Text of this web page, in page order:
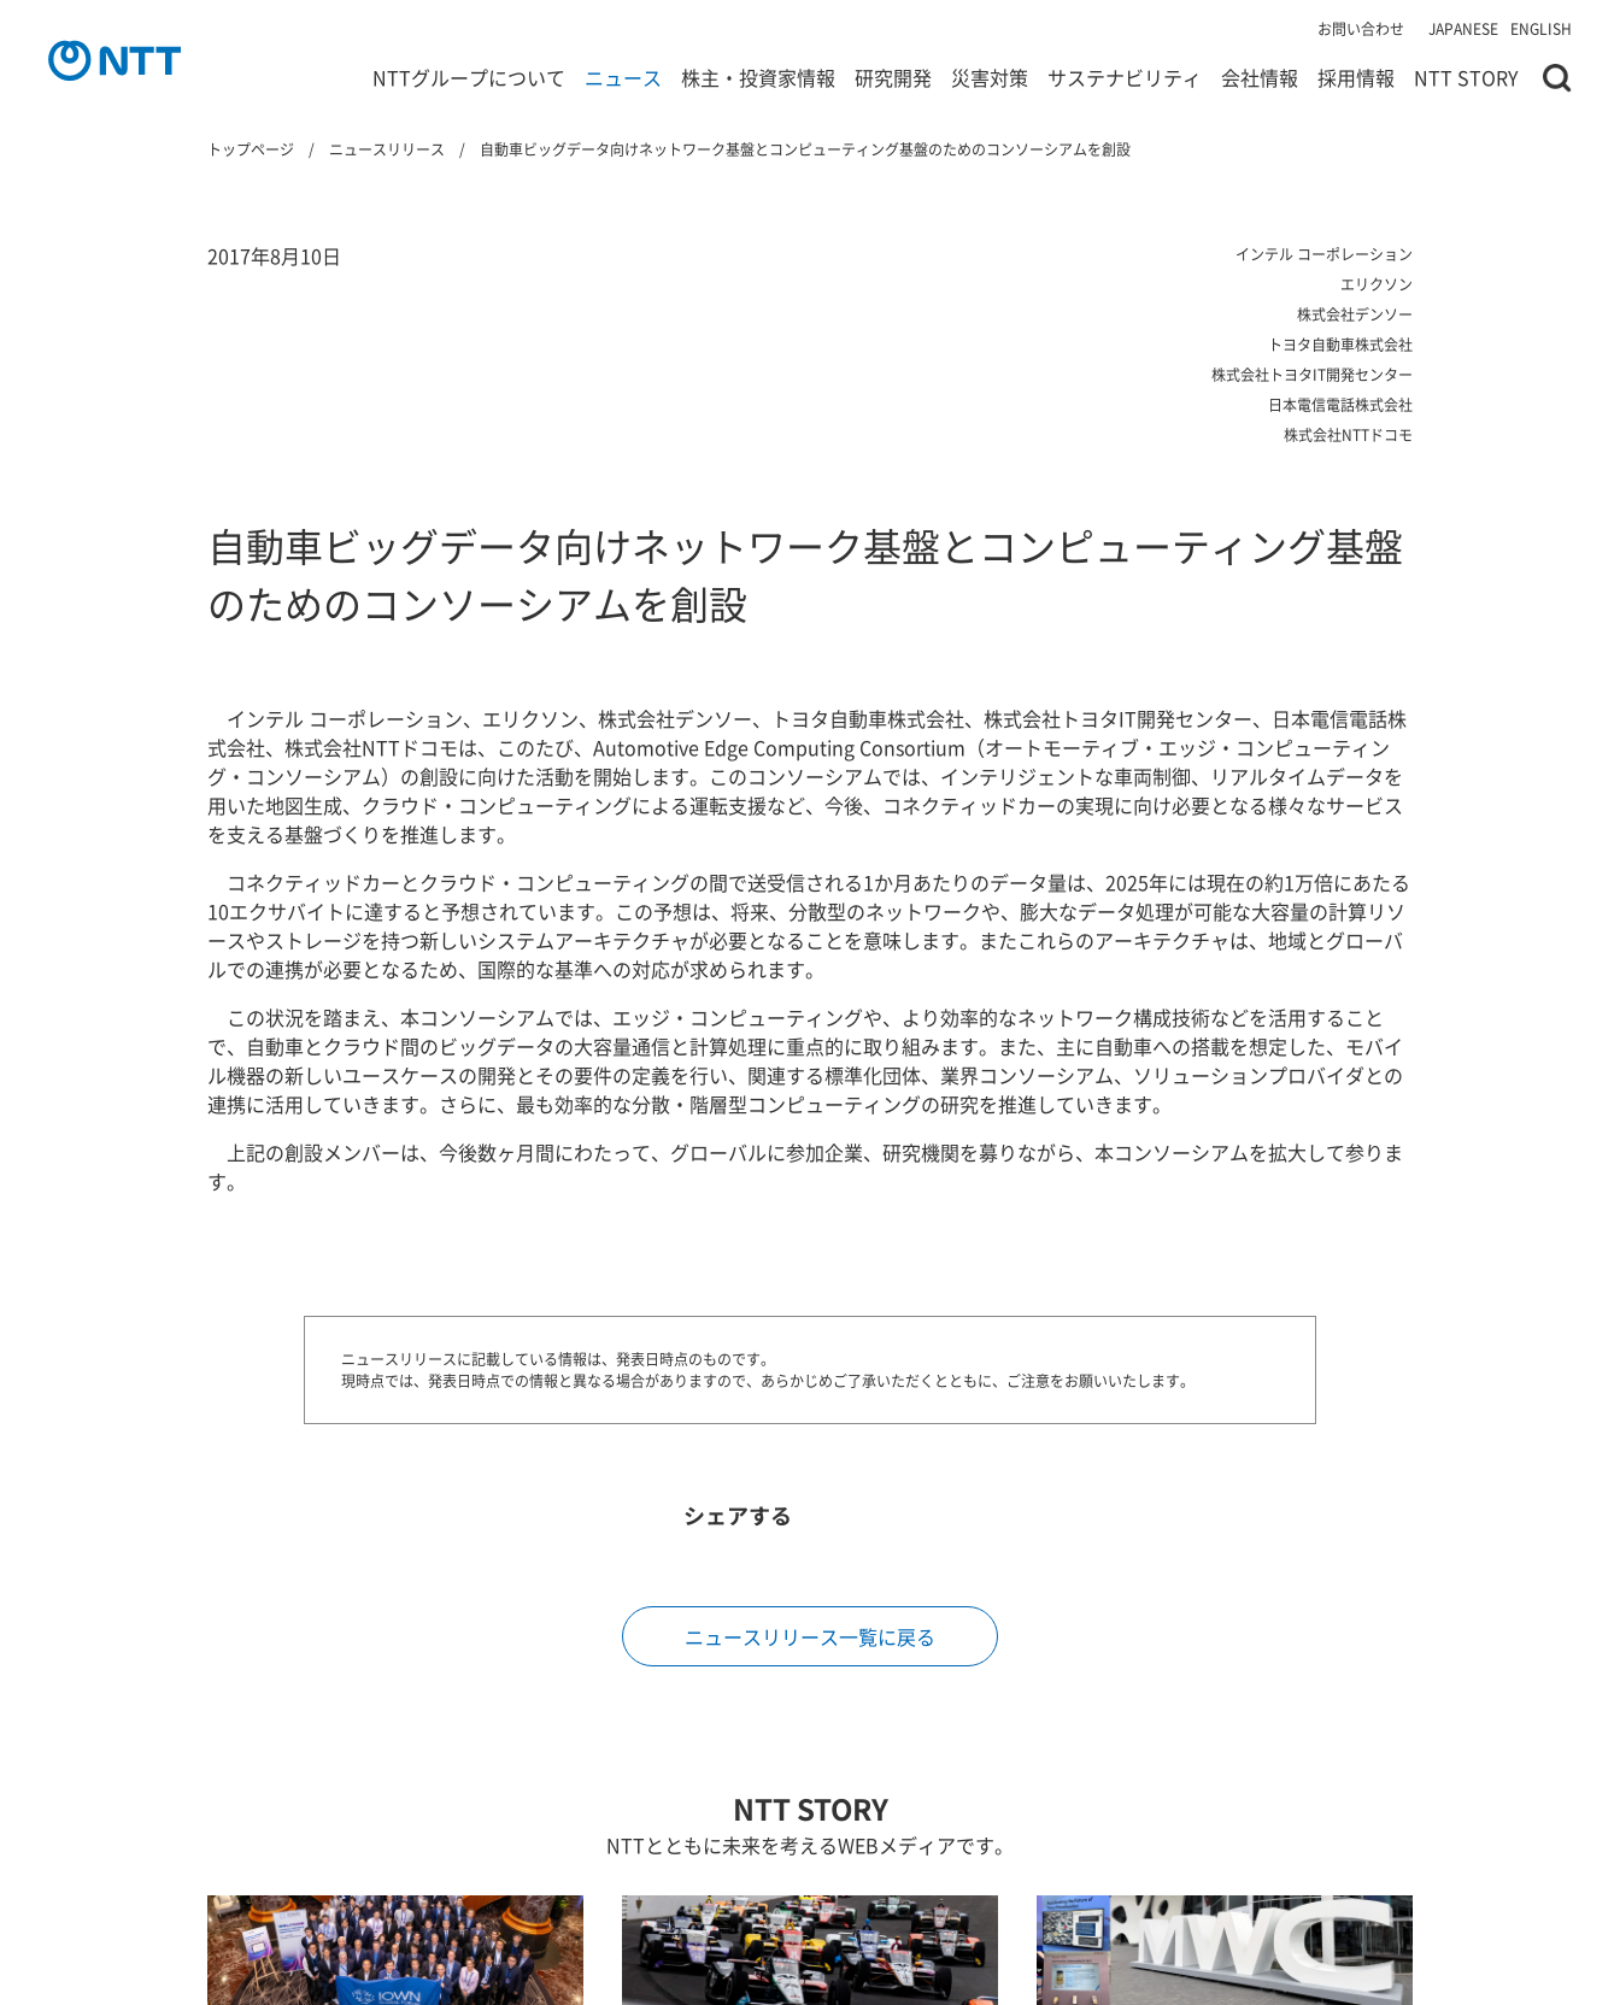
お問い合わせ JAPANESE ENGLISH
NTTグループについて ニュース 株主・投資家情報 研究開発 災害対策 サステナビリティ 会社情報 採用情報 NTT STORY
トップページ ニュースリリース 自動車ビッグデータ向けネットワーク基盤とコンピューティング基盤のためのコンソーシアムを創設
2017年8月10日
インテル コーポレーション
エリクソン
株式会社デンソー
トヨタ自動車株式会社
株式会社トヨタIT開発センター
日本電信電話株式会社
株式会社NTTドコモ
自動車ビッグデータ向けネットワーク基盤とコンピューティング基盤
のためのコンソーシアムを創設
インテル コーポレーション、エリクソン、株式会社デンソー、トヨタ自動車株式会社、株式会社トヨタIT開発センター、日本電信電話株
式会社、株式会社NTTドコモは、このたび、Automotive Edge Computing Consortium（オートモーティブ・エッジ・コンピューティン
グ・コンソーシアム）の創設に向けた活動を開始します。このコンソーシアムでは、インテリジェントな車両制御、リアルタイムデータを
用いた地図生成、クラウド・コンピューティングによる運転支援など、今後、コネクティッドカーの実現に向け必要となる様々なサービス
を支える基盤づくりを推進します。
コネクティッドカーとクラウド・コンピューティングの間で送受信される1か月あたりのデータ量は、2025年には現在の約1万倍にあたる
10エクサバイトに達すると予想されています。この予想は、将来、分散型のネットワークや、膨大なデータ処理が可能な大容量の計算リソ
ースやストレージを持つ新しいシステムアーキテクチャが必要となることを意味します。またこれらのアーキテクチャは、地域とグローバ
ルでの連携が必要となるため、国際的な基準への対応が求められます。
この状況を踏まえ、本コンソーシアムでは、エッジ・コンピューティングや、より効率的なネットワーク構成技術などを活用すること
で、自動車とクラウド間のビッグデータの大容量通信と計算処理に重点的に取り組みます。また、主に自動車への搭載を想定した、モバイ
ル機器の新しいユースケースの開発とその要件の定義を行い、関連する標準化団体、業界コンソーシアム、ソリューションプロバイダとの
連携に活用していきます。さらに、最も効率的な分散・階層型コンピューティングの研究を推進していきます。
上記の創設メンバーは、今後数ヶ月間にわたって、グローバルに参加企業、研究機関を募りながら、本コンソーシアムを拡大して参りま
す。
ニュースリリースに記載している情報は、発表日時点のものです。
現時点では、発表日時点での情報と異なる場合がありますので、あらかじめご了承いただくとともに、ご注意をお願いいたします。
シェアする
ニュースリリース一覧に戻る
NTT STORY
NTTとともに未来を考えるWEBメディアです。